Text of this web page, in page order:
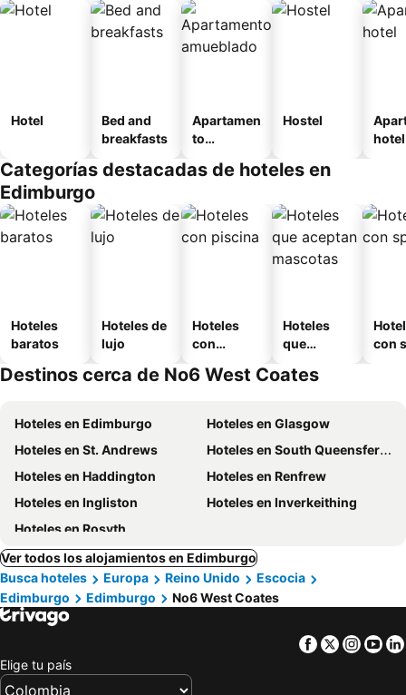
Hotel
Bed and
breakfasts
Apartamen
to
o
Hostel
hotel
Categorías destacadas de hoteles en
Edimburgo
Hoteles
baratos
Hoteles de
lujo
Hoteles
con
Hoteles
que
mascotas
con
Destinos cerca de No6 West Coates
Hoteles en Edimburgo
Hoteles en Glasgow
Hoteles en St. Andrews
Hoteles en South Queensferry
Hoteles en Haddington
Hoteles en Renfrew
Hoteles en Ingliston
Hoteles en Inverkeithing
Hoteles en Rosyth
Ver todos los alojamientos en Edimburgo
Busca hoteles
Europa Reino Unido
Escocia
Edimburgo
Edimburgo No6 West Coates
Facebook
Twitter
Elige tu país